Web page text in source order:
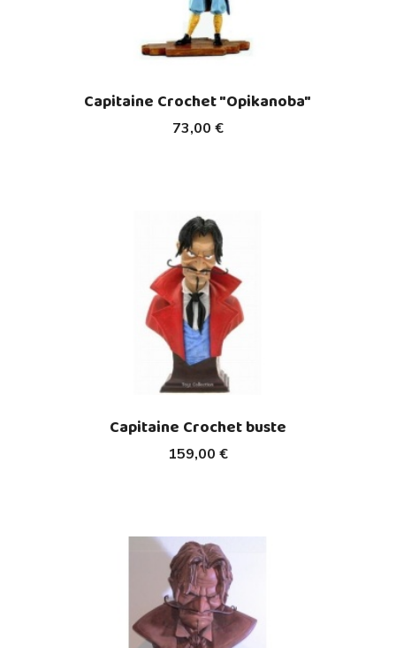
73,00 €
Capitaine Crochet "Opikanoba"
159,00 €
Capitaine Crochet buste